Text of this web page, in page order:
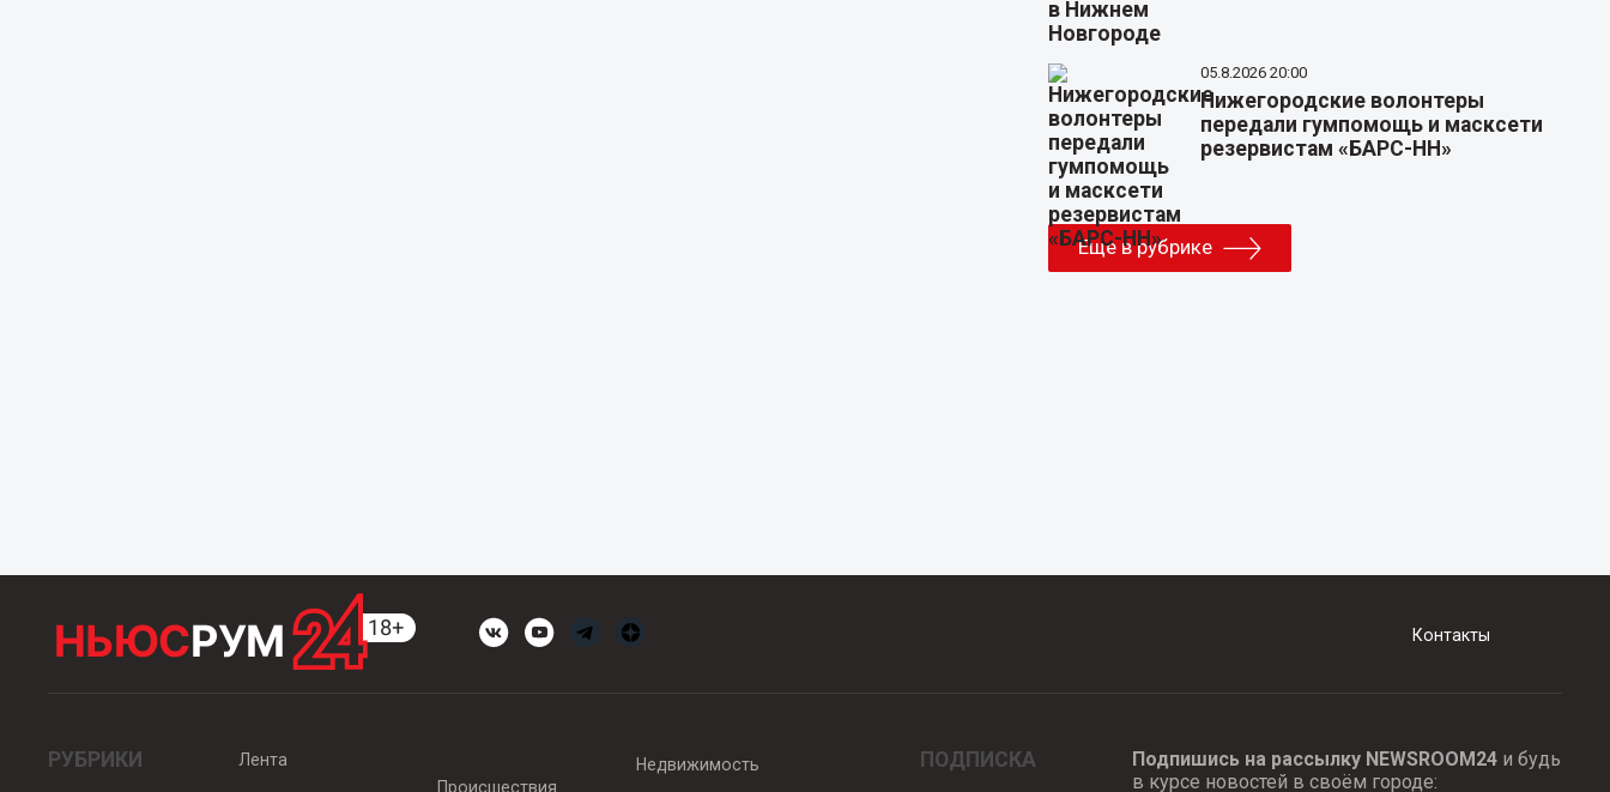
05.8.2026 20:00
Нижегородские волонтеры
передали гумпомощь и масксети
резервистам «БАРС-НН»
Еще в рубрике
Контакты
РУБРИКИ
Лента
Происшествия
Недвижимость ПОДПИСКА Подпишись на рассылку NEWSROOM24и будь
в курсе новостей в своём городе: